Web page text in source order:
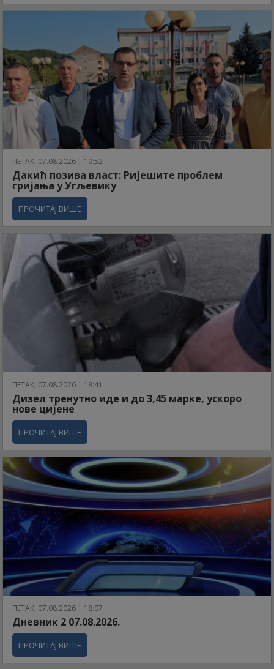
ПЕТАК, 07.08.2026 | 19:52
Дакић позива власт: Ријешите проблем
гријања у Угљевику
ПРОЧИТАЈ ВИШЕ
ПЕТАК, 07.08.2026 | 18:41
Дизел тренутно иде и до 3,45 марке, ускоро
нове цијене
ПРОЧИТАЈ ВИШЕ
ПЕТАК, 07.08.2026 | 18:07
Дневник 2 07.08.2026.
ПРОЧИТАЈ ВИШЕ